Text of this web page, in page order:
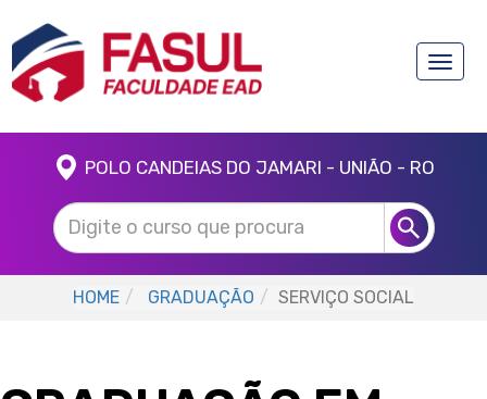
Toggle
POLO CANDEIAS DO JAMARI - UNIÃO - RO
HOME GRADUAÇÃO SERVIÇO SOCIAL